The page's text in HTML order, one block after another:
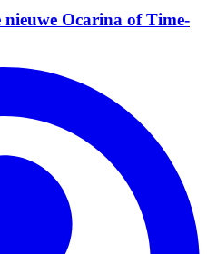
Ocarina of Time-